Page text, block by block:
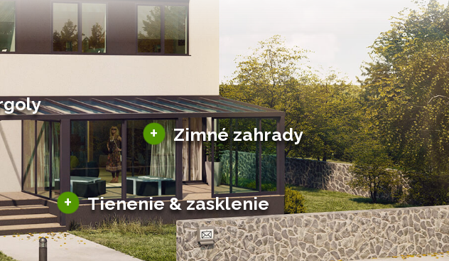
pergoly
+ Zimné zahrady
Sezónne zimné záhrady
Hliníkové zimné záhrady
Posuvné zimné záhrady
Solárne zimné záhrady
+ Tienenie & zasklenie
Tienenie
Zasklenie